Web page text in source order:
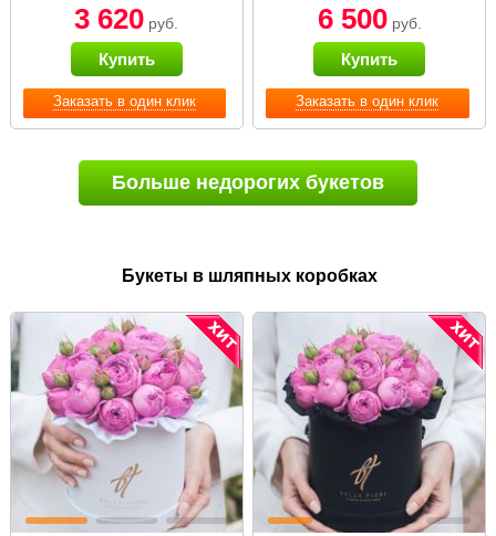
Заказать в один клик
3 620 руб.
Купить
Заказать в один клик
6 500руб.
Купить
Больше недорогих букетов
Букеты в шляпных коробках